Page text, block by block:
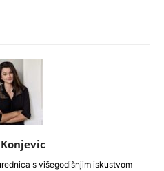
s višegodišnjim iskustvom